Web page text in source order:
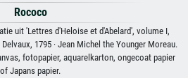
Rococo
uit 'Lettres d'Heloise et d'Abelard', volume I,
1795 · Jean Michel the Younger Moreau.
fotopapier, aquarelkarton, ongecoat papier
of Japans papier.